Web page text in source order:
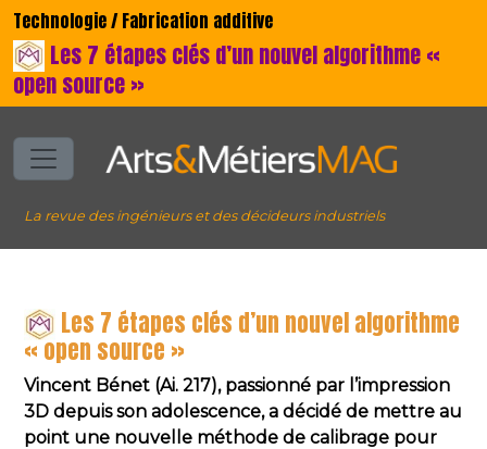
Technologie / Fabrication additive
Les 7 étapes clés d’un nouvel algorithme «
open source »
La revue des ingénieurs et des décideurs industriels
Les 7 étapes clés d’un nouvel algorithme
« open source »
Vincent Bénet (Ai. 217), passionné par l’impression
3D depuis son adolescence, a décidé de mettre au
point une nouvelle méthode de calibrage pour